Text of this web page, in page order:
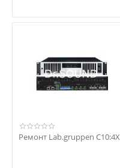
Ремонт Lab.gruppen C10:4X